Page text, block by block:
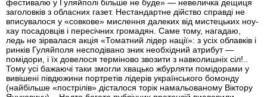
фестивалю у Гуляйполі більше не буде» — невеличка дещиця
заголовків з обласних газет. Нестандартне дійство справдi не
вписувалося у «совкове» мислення далеких від мистецьких ноу-
хау посадовців і пересічних громадян. Саме тому, нагадаю,
ледь не зірвалася акція «Томатний лідер нації»: з усіх облавків і
ринків Гуляйполя несподівано зник необхідний атрибут —
помідори, і їх довелося терміново звозити з навколишніх сіл!..
Тому усі бажаючі таки змогли хвацько жбурляти помідорами у
вивішені півдюжини портретів лідерів українського бомонду
(найбільше «пострілів» дісталося торік намальованому Віктору